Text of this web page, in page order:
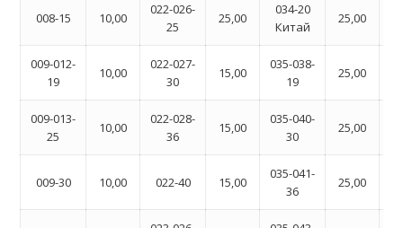
008-15 10,00
022-026-
25
25,00
034-20
Китай
25,00
009-012-
19
10,00
022-027-
30
15,00
035-038-
19
25,00
009-013-
25
10,00
022-028-
36
15,00
035-040-
30
25,00
009-30 10,00 022-40 15,00
035-041-
36
25,00